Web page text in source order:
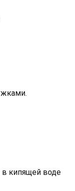
в кипящей воде